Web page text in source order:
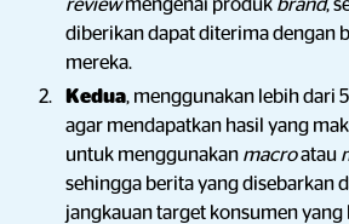
reviewmengenai produk brand,
diberikan dapat diterima dengan
mereka.
Kedua, menggunakan lebih dari
agar mendapatkan hasil yang
untuk menggunakan macroatau
sehingga berita yang disebarkan
jangkauan target konsumen yang